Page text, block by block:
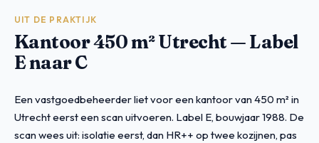
UIT DE PRAKTIJK
Kantoor 450 m² Utrecht — Label
E naar C
Een vastgoedbeheerder liet voor een kantoor van 450 m² in
Utrecht eerst een scan uitvoeren. Label E, bouwjaar 1988. De
scan wees uit: isolatie eerst, dan HR++ op twee kozijnen, pas